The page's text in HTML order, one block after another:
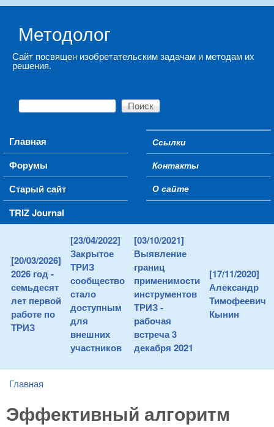
Методолог
Сайт посвящен изобретательским задачам и методам их
решения.
Форма поиска
Поиск
Main menu
Главная
Форумы
Старый сайт
TRIZ Journal
Secondary menu
Ссылки
Контакты
О сайте
[20/03/2026]
2026 год -
семьдесят
лет первой
работе по
ТРИЗ
[23/04/2022]
Закрытое
ТРИЗ
сообщество
стало
доступным
для
внешних
участников
[03/10/2021]
Выявление
границ
применимости
инструментов
ТРИЗ -
рабочая
встреча 3
декабря 2021
[17/11/2020]
Александр
Тимофеевич
Кынин
You are here
Главная
Эффективный алгоритм